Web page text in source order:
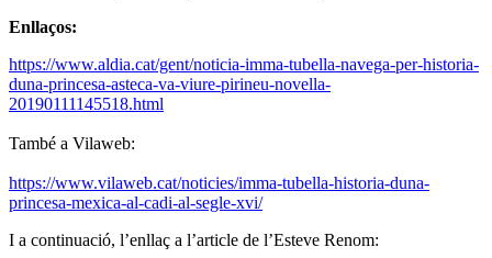
Enllaços:
https://www.aldia.cat/gent/noticia-imma-tubella-navega-per-historia-
duna-princesa-asteca-va-viure-pirineu-novella-
20190111145518.html
També a Vilaweb:
https://www.vilaweb.cat/noticies/imma-tubella-historia-duna-
princesa-mexica-al-cadi-al-segle-xvi/
I a continuació, l’enllaç a l’article de l’Esteve Renom: